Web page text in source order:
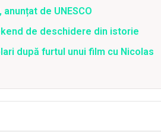
de UNESCO
de deschidere din istorie
după furtul unui film cu Nicolas